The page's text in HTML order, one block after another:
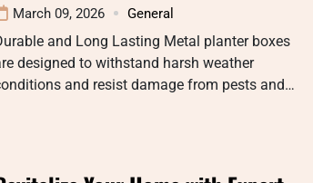
March 09, 2026 General
and Long Lasting Metal planter boxes
designed to withstand harsh weather
and resist damage from pests and…